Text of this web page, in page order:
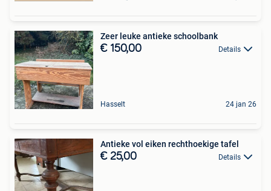
Zeer leuke antieke schoolbank
€ 150,00 Details
Hasselt 24 jan 26
Antieke vol eiken rechthoekige tafel
€ 25,00 Details